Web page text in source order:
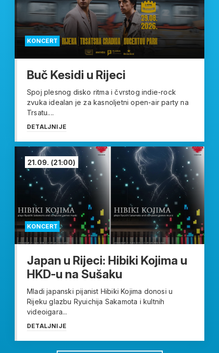
KONCERT
Buč Kesidi u Rijeci
Spoj plesnog disko ritma i čvrstog indie-rock
zvuka idealan je za kasnoljetni open-air party na
Trsatu....
DETALJNIJE
KONCERT
21.09. (21:00)
Japan u Rijeci: Hibiki Kojima u
HKD-u na Sušaku
Mladi japanski pijanist Hibiki Kojima donosi u
Rijeku glazbu Ryuichija Sakamota i kultnih
videoigara...
DETALJNIJE